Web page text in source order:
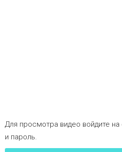
Для просмотра видео войдите на
и пароль.